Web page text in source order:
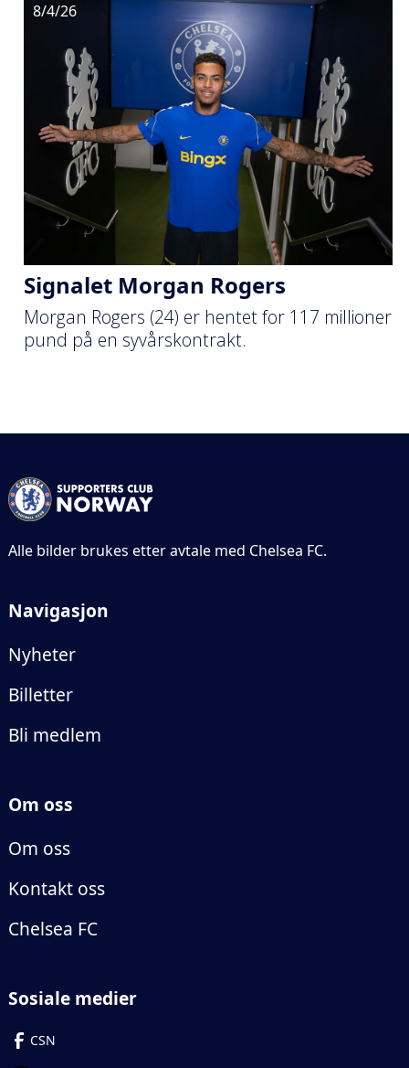
8/4/26
Signalet Morgan Rogers
Morgan Rogers (24) er hentet for 117 millioner
pund på en syvårskontrakt.
Alle bilder brukes etter avtale med Chelsea FC.
Navigasjon
Nyheter
Billetter
Bli medlem
Om oss
Om oss
Kontakt oss
Chelsea FC
Sosiale medier
CSN